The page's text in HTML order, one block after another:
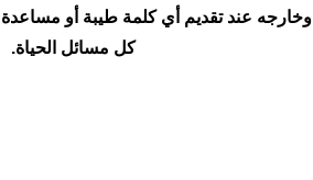
وخارجه عند تقديم أي كلمة طيبة أو
كل مسائل الحياة.